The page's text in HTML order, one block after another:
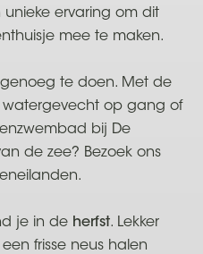
ervaring om dit
mee te maken.
genoeg te doen. Met de
op gang of
bij De
de zee? Bezoek ons
je in de herfst. Lekker
frisse neus halen